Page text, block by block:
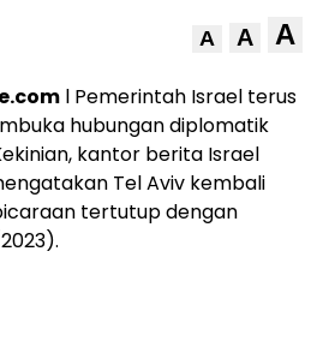
A A A
l Pemerintah Israel terus
hubungan diplomatik
kantor berita Israel
Tel Aviv kembali
tertutup dengan